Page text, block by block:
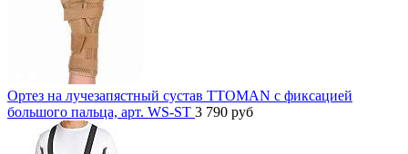
Ортез на лучезапястный сустав TTOMAN с фиксацией
большого пальца, арт. WS-ST 3 790 руб